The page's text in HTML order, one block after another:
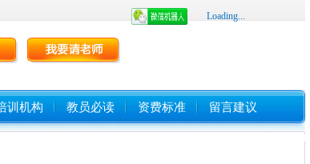
Loading...
训机构 教员必读 资费标准 留言建议